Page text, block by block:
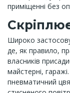
приміщенні без
Широко
де, як правило,
власників
майстерні,
пневматичний